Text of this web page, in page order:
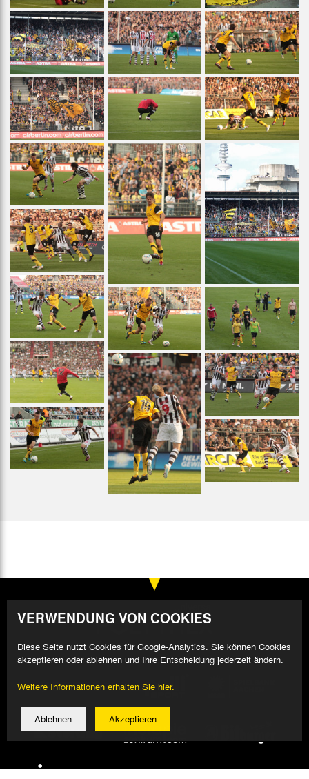
VERWENDUNG VON COOKIES
Diese Seite nutzt Cookies für Google-Analytics. Sie können Cookies
akzeptieren oder ablehnen und Ihre Entscheidung jederzeit ändern.
Weitere Informationen erhalten Sie hier.
Ablehnen Akzeptieren